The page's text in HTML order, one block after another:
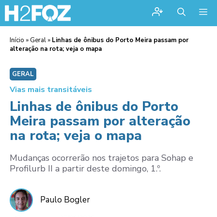
Início » Geral » Linhas de ônibus do Porto Meira passam por
alteração na rota; veja o mapa
GERAL
Vias mais transitáveis
Linhas de ônibus do Porto
Meira passam por alteração
na rota; veja o mapa
Mudanças ocorrerão nos trajetos para Sohap e
Profilurb II a partir deste domingo, 1.º.
Paulo Bogler